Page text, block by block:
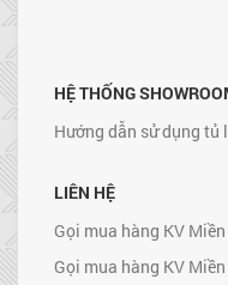
HỆ THỐNG
Hướng dẫn sử dụng tủ
LIÊN HỆ
Gọi mua hàng KV
Gọi mua hàng KV